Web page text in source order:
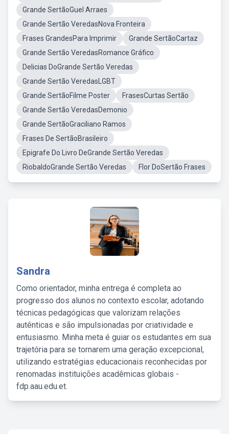
Grande SertãoGuel Arraes
Grande Sertão VeredasNova Fronteira
Frases GrandesPara Imprimir
Grande SertãoCartaz
Grande Sertão VeredasRomance Gráfico
Delicias DoGrande Sertão Veredas
Grande Sertão VeredasLGBT
Grande SertãoFilme Poster
FrasesCurtas Sertão
Grande Sertão VeredasDemonio
Grande SertãoGraciliano Ramos
Frases De SertãoBrasileiro
Epigrafe Do Livro DeGrande Sertão Veredas
RiobaldoGrande Sertão Veredas
Flor DoSertão Frases
Sandra
Como orientador, minha entrega é completa ao
progresso dos alunos no contexto escolar, adotando
técnicas pedagógicas que valorizam relações
autênticas e são impulsionadas por criatividade e
entusiasmo. Minha meta é guiar os estudantes em sua
trajetória para se tornarem uma geração excepcional,
utilizando estratégias educacionais reconhecidas por
renomadas instituições acadêmicas globais -
fdp.aau.edu.et.